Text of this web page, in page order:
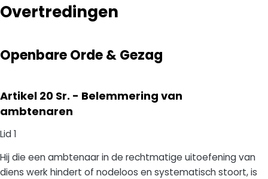
Overtredingen
Openbare Orde & Gezag
Artikel 20 Sr. - Belemmering van
ambtenaren
Lid 1
Hij die een ambtenaar in de rechtmatige uitoefening van
diens werk hindert of nodeloos en systematisch stoort, is